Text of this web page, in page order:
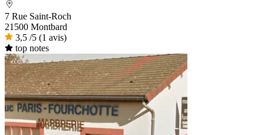
7 Rue Saint-Roch
21500 Montbard
3,5 /5 (1 avis)
top notes